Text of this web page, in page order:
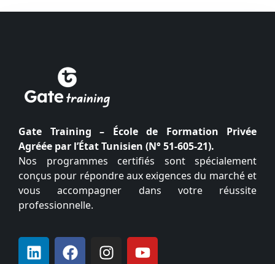
Gate Training – École de Formation Privée
Agréée par l’État Tunisien (N° 51-605-21).
Nos programmes certifiés sont spécialement
conçus pour répondre aux exigences du marché et
vous accompagner dans votre réussite
professionnelle.